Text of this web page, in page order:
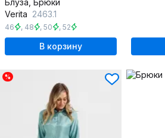
Блуза, Брюки
Verita 2463.1
46 , 48 , 50 , 52
В корзину
%